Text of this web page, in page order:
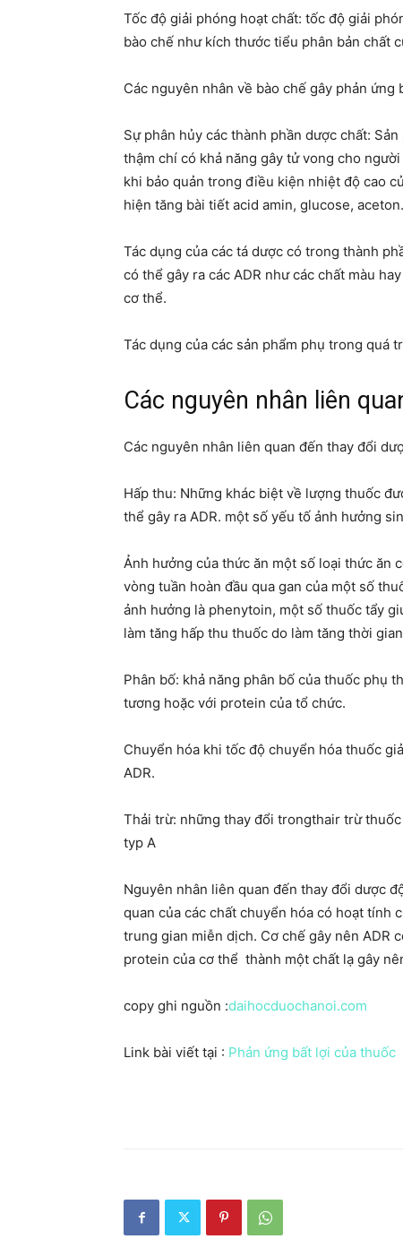
Tốc độ giải phóng hoạt chất: tốc độ giải
bào chế như kích thước tiểu phân bản chất
Các nguyên nhân về bào chế gây phản ứng
Sự phân hủy các thành phần dược chất:
thậm chí có khả năng gây tử vong cho
khi bảo quản trong điều kiện nhiệt độ cao
hiện tăng bài tiết acid amin, glucose,
Tác dụng của các tá dược có trong thành
có thể gây ra các ADR như các chất màu
cơ thể.
Tác dụng của các sản phẩm phụ trong quá
Các nguyên nhân liên
Các nguyên nhân liên quan đến thay đổi
Hấp thu: Những khác biệt về lượng thuốc
thể gây ra ADR. một số yếu tố ảnh hưởng
Ảnh hưởng của thức ăn một số loại thức ăn
vòng tuần hoàn đầu qua gan của một số
ảnh hưởng là phenytoin, một số thuốc tẩy
làm tăng hấp thu thuốc do làm tăng thời
Phân bố: khả năng phân bố của thuốc phụ
tương hoặc với protein của tổ chức.
Chuyển hóa khi tốc độ chuyển hóa thuốc
ADR.
Thải trừ: những thay đổi trongthair trừ
typ A
Nguyên nhân liên quan đến thay đổi dược
quan của các chất chuyển hóa có hoạt tính
trung gian miễn dịch. Cơ chế gây nên ADR
protein của cơ thể thành một chất lạ gây
copy ghi nguồn :daihocduochanoi.com
Link bài viết tại : Phản ứng bất lợi của thuốc